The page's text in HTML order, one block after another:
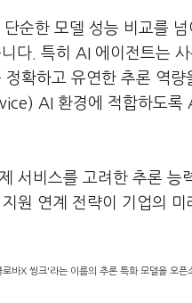
순한 모델 성능 비교를
다. 특히 AI 에이전트는
확하고 유연한 추론 역
AI 환경에 적합하도록
서비스를 고려한 추론
원 연계 전략이 기업의
바X 씽크'라는 이름의 추론 특화 모델을 오